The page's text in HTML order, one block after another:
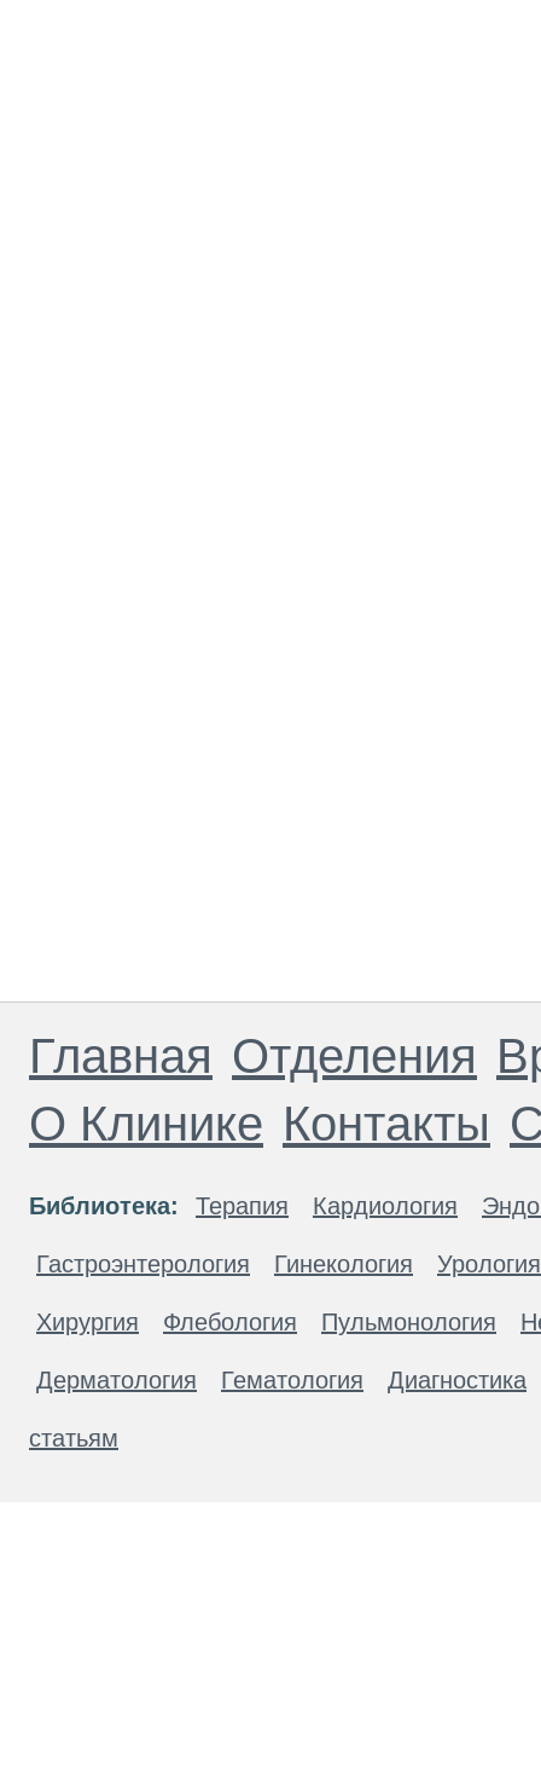
Главная Отделения
О Клинике Контакты
Библиотека: Терапия Кардиология
Гастроэнтерология Гинекология Урология
Хирургия Флебология Пульмонология
Дерматология Гематология Диагностика
статьям